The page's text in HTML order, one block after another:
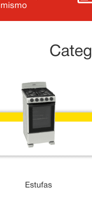
mismo
Estufas